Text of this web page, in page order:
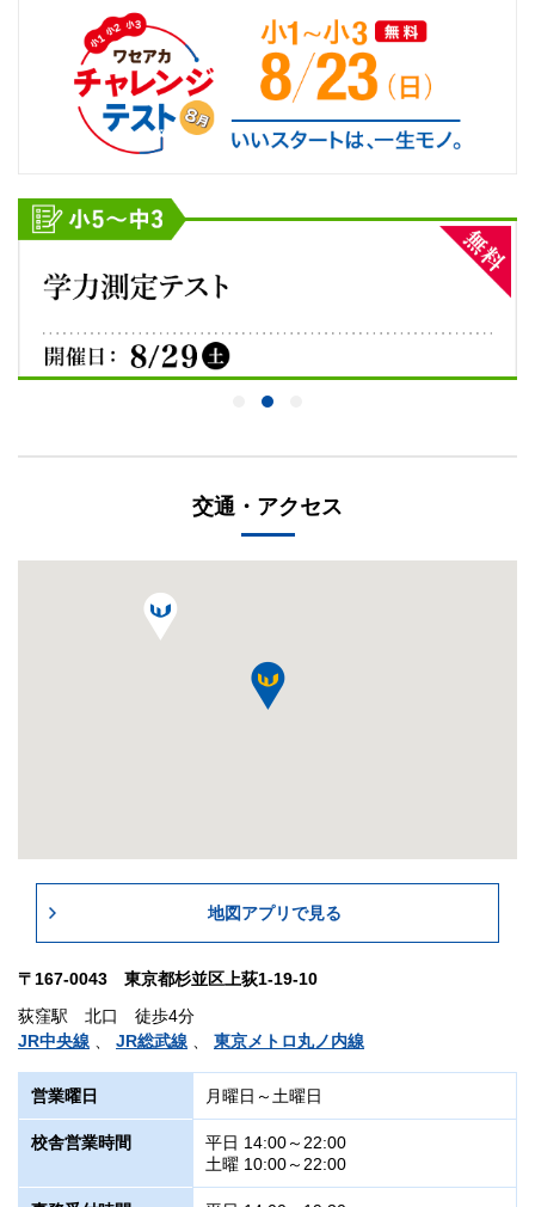
交通・アクセス
地図アプリで見る
〒167-0043 東京都杉並区上荻1-19-10
荻窪駅 北口 徒歩4分
JR中央線
JR総武線 東京メトロ丸ノ内線
営業曜日 月曜日～土曜日
校舎営業時間
平日 14:00～22:00
土曜 10:00～22:00